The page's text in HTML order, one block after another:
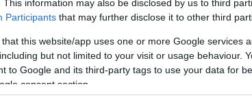
This information may also be disclosed by us to third
Participants that may further disclose it to other third
that this website/app uses one or more Google services
but not limited to your visit or usage behaviour.
to Google and its third-party tags to use your data for
consent section.
átvette a vezetést, míg Márquezt Martín is
míg Álex Márquez feljött a negyedik helyre.
Bezzecchinek sikerült visszaelőznie őt. Az
is bukott, de utóbbi folytatta a versenyt.